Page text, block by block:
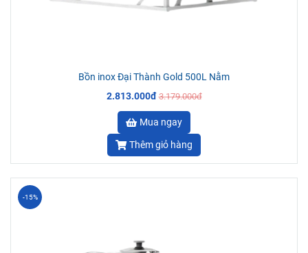
Bồn inox Đại Thành Gold 500L Nằm
2.813.000đ 3.179.000đ
Mua ngay
Thêm giỏ hàng
-15%